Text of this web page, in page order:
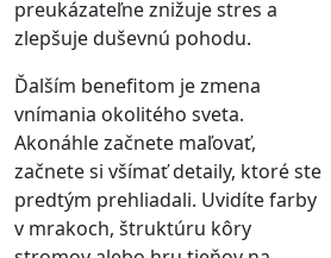
preukázateľne znižuje stres a
zlepšuje duševnú pohodu.
Ďalším benefitom je zmena
vnímania okolitého sveta.
Akonáhle začnete maľovať,
začnete si všímať detaily, ktoré ste
predtým prehliadali. Uvidíte farby
v mrakoch, štruktúru kôry